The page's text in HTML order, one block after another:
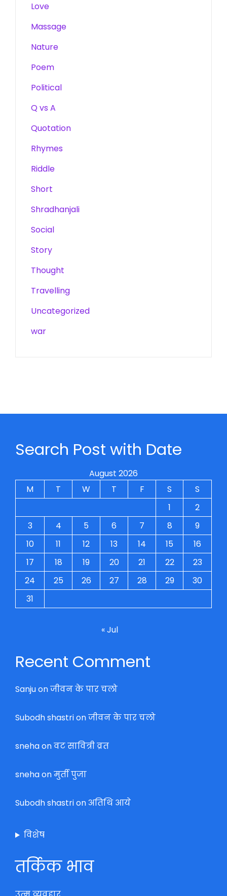
Love
Massage
Nature
Poem
Political
Q vs A
Quotation
Rhymes
Riddle
Short
Shradhanjali
Social
Story
Thought
Travelling
Uncategorized
war
Search Post with Date
August 2026
M
T W T F S
S
1
2
3
4 5 6 7 8
9
10
11 12 13 14 15
16
17
18 19 20 21 22
23
24
25 26 27 28 29
30
31
« Jul
Recent Comment
Sanjuonजीवन के पार चलो
Subodh shastrionजीवन के पार चलो
snehaonवट सावित्री व्रत
snehaonमुर्ती पुजा
Subodh shastrionअतिथि आये
विशेष
तर्किक भाव